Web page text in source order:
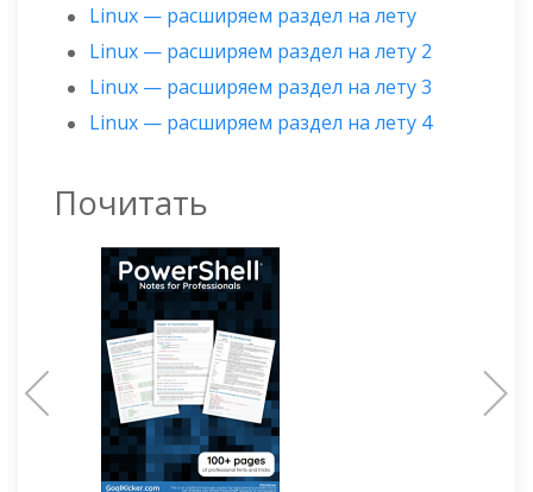
Linux — расширяем раздел на лету
Linux — расширяем раздел на лету 2
Linux — расширяем раздел на лету 3
Linux — расширяем раздел на лету 4
Почитать